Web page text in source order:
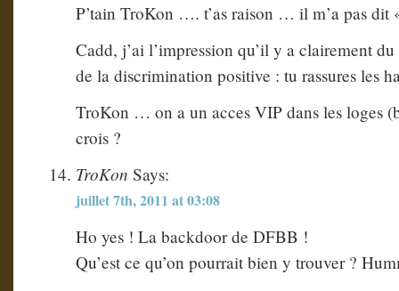
P’tain TroKon …. t’as raison … il m’a pas
Cadd, j’ai l’impression qu’il y a clairement
de la discrimination positive : tu rassures les
TroKon … on a un acces VIP dans les loges
crois ?
TroKon Says:
juillet 7th, 2011 at 03:08
Ho yes ! La backdoor de DFBB !
Qu’est ce qu’on pourrait bien y trouver ?